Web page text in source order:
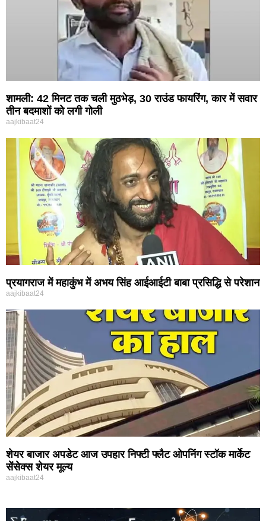
शामली: 42 मिनट तक चली मुठभेड़, 30 राउंड फायरिंग, कार में सवार
तीन बदमाशों को लगी गोली
aajkibaat24
प्रयागराज में महाकुंभ में अभय सिंह आईआईटी बाबा प्रसिद्धि से परेशान
aajkibaat24
शेयर बाजार अपडेट आज उपहार निफ्टी फ्लैट ओपनिंग स्टॉक मार्केट
सेंसेक्स शेयर मूल्य
aajkibaat24